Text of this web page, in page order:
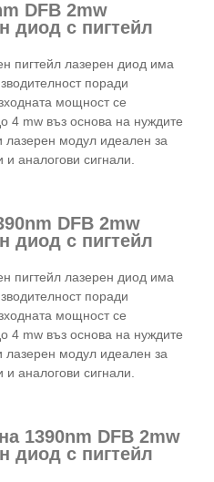
DFB 2mw
диод с пигтейл
пигтейл лазерен диод има
поради
мощност се
4 mw въз основа на нуждите
лазерен модул идеален за
аналогови сигнали.
DFB 2mw
диод с пигтейл
пигтейл лазерен диод има
поради
мощност се
4 mw въз основа на нуждите
лазерен модул идеален за
аналогови сигнали.
1390nm DFB 2mw
диод с пигтейл